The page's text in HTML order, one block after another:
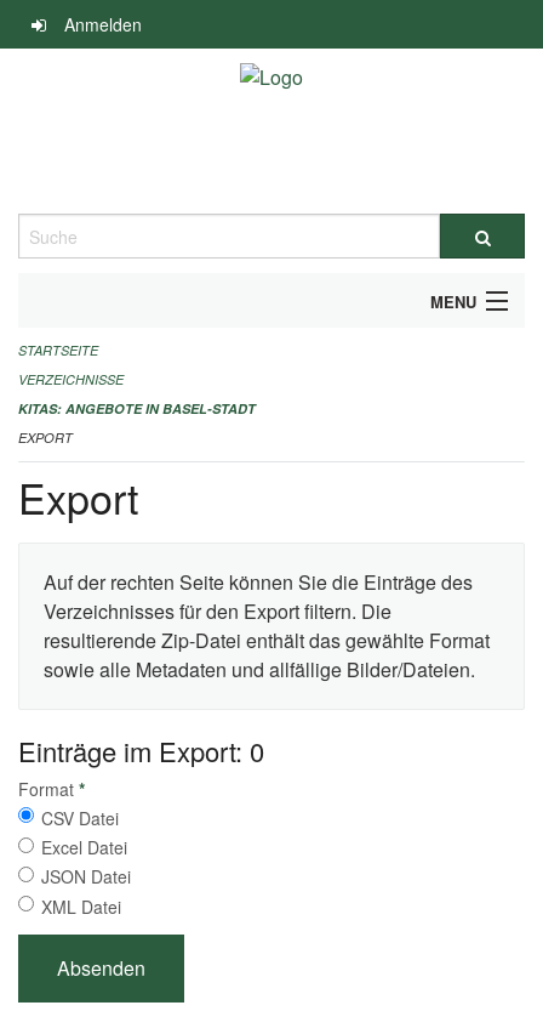
Navigation
überspringen
Anmelden
Suche
MENU
ALLGEMEINE INFORMATIONEN
IMPRESSUM
STARTSEITE
VERZEICHNISSE
KITAS: ANGEBOTE IN BASEL-STADT
EXPORT
Export
Auf der rechten Seite können Sie die Einträge des
Verzeichnisses für den Export filtern. Die
resultierende Zip-Datei enthält das gewählte Format
sowie alle Metadaten und allfällige Bilder/Dateien.
Einträge im Export: 0
Format *
CSV Datei
Excel Datei
JSON Datei
XML Datei